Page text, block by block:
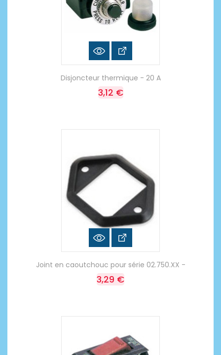
Disjoncteur thermique - 20 A
3,12 €
Joint en caoutchouc pour série 02.750.XX -
3,29 €